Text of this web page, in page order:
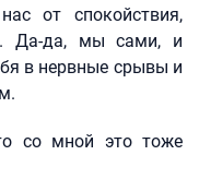
от спокойствия,
Да-да, мы сами, и
в нервные срывы и
со мной это тоже